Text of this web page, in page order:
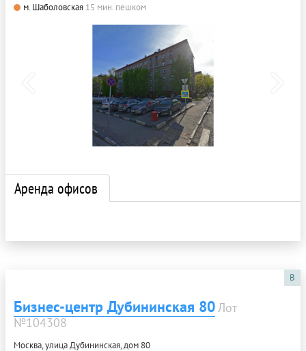
м. Шаболовская 15 мин. пешком
Аренда офисов
B
Бизнес-центр Дубининская 80Лот
№104308
Москва, улица Дубининская, дом 80